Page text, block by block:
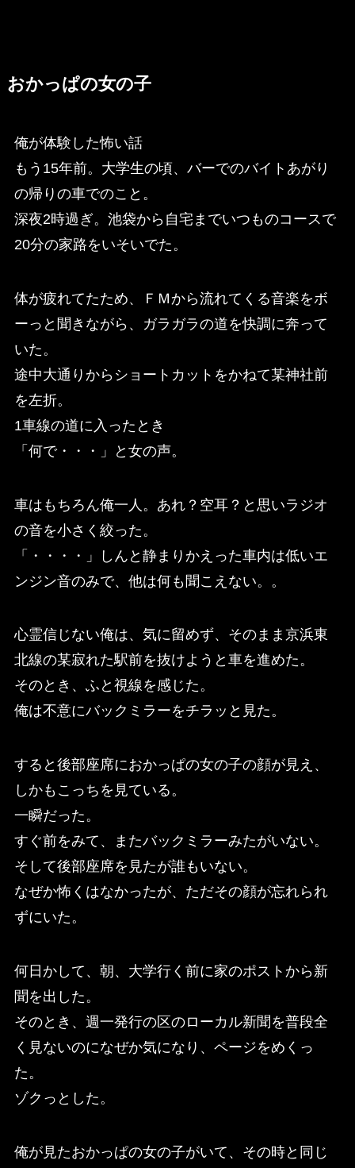
おかっぱの女の子
俺が体験した怖い話
もう15年前。大学生の頃、バーでのバイトあがり
の帰りの車でのこと。
深夜2時過ぎ。池袋から自宅までいつものコースで
20分の家路をいそいでた。
体が疲れてたため、ＦＭから流れてくる音楽をボ
ーっと聞きながら、ガラガラの道を快調に奔って
いた。
途中大通りからショートカットをかねて某神社前
を左折。
1車線の道に入ったとき
「何で・・・」と女の声。
車はもちろん俺一人。あれ？空耳？と思いラジオ
の音を小さく絞った。
「・・・・」しんと静まりかえった車内は低いエ
ンジン音のみで、他は何も聞こえない。。
心霊信じない俺は、気に留めず、そのまま京浜東
北線の某寂れた駅前を抜けようと車を進めた。
そのとき、ふと視線を感じた。
俺は不意にバックミラーをチラッと見た。
すると後部座席におかっぱの女の子の顔が見え、
しかもこっちを見ている。
一瞬だった。
すぐ前をみて、またバックミラーみたがいない。
そして後部座席を見たが誰もいない。
なぜか怖くはなかったが、ただその顔が忘れられ
ずにいた。
何日かして、朝、大学行く前に家のポストから新
聞を出した。
そのとき、週一発行の区のローカル新聞を普段全
く見ないのになぜか気になり、ページをめくっ
た。
ゾクっとした。
俺が見たおかっぱの女の子がいて、その時と同じ